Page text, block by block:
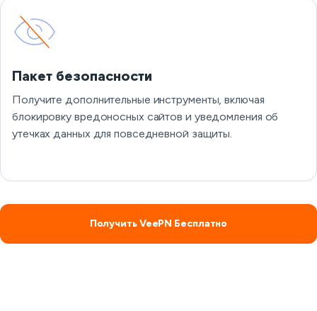
Пакет безопасности
Получите дополнительные инструменты, включая
блокировку вредоносных сайтов и уведомления об
утечках данных для повседневной защиты.
Получить VeePN Бесплатно